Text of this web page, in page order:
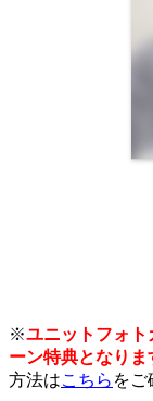
※ユニットフォ
ーン特典となりま
方法はこちら をご